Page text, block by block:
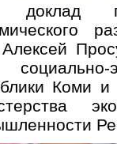
доклад
Коми и